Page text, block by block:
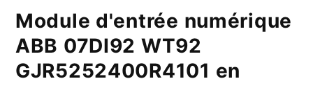
Module d'entrée numérique
ABB 07DI92 WT92
GJR5252400R4101 en